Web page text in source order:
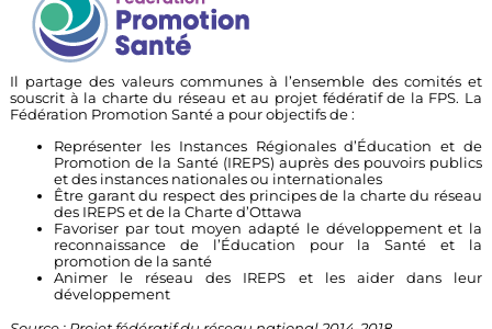
Il partage des valeurs communes à l’ensemble des comités et
souscrit à la charte du réseau et au projet fédératif de la FPS. La
Fédération Promotion Santé a pour objectifs de :
Représenter les Instances Régionales d’Éducation et de
Promotion de la Santé (IREPS) auprès des pouvoirs publics
et des instances nationales ou internationales
Être garant du respect des principes de la charte du réseau
des IREPS et de la Charte d’Ottawa
Favoriser par tout moyen adapté le développement et la
reconnaissance de l’Éducation pour la Santé et la
promotion de la santé
Animer le réseau des IREPS et les aider dans leur
développement